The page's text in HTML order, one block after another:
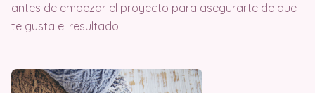
antes de empezar el proyecto para asegurarte de que
te gusta el resultado.